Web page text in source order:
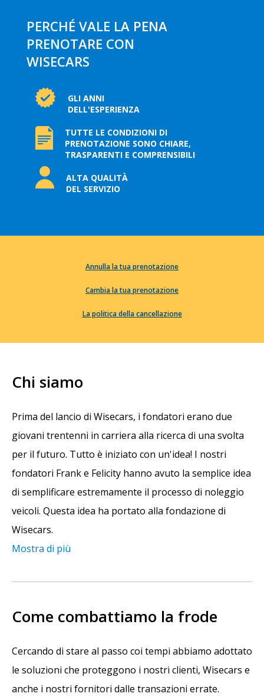
PERCHÉ VALE LA PENA
PRENOTARE CON
WISECARS
GLI ANNI
DELL'ESPERIENZA
TUTTE LE CONDIZIONI DI
PRENOTAZIONE SONO CHIARE,
TRASPARENTI E COMPRENSIBILI
ALTA QUALITÀ
DEL SERVIZIO
Annulla la tua prenotazione
Cambia la tua prenotazione
La politica della cancellazione
Chi siamo
Prima del lancio di Wisecars, i fondatori erano due
giovani trentenni in carriera alla ricerca di una svolta
per il futuro. Tutto è iniziato con un'idea! I nostri
fondatori Frank e Felicity hanno avuto la semplice idea
di semplificare estremamente il processo di noleggio
veicoli. Questa idea ha portato alla fondazione di
Wisecars.
Mostra di più
Come combattiamo la frode
Cercando di stare al passo coi tempi abbiamo adottato
le soluzioni che proteggono i nostri clienti, Wisecars e
anche i nostri fornitori dalle transazioni errate.